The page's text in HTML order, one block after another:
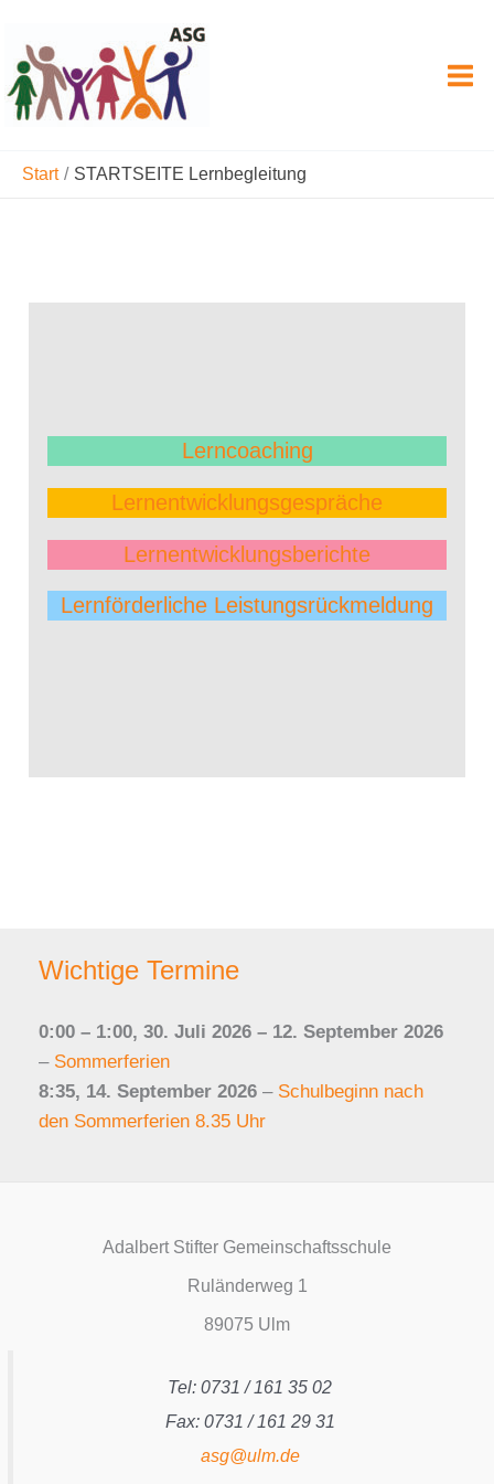
Inhalt
springen
Start STARTSEITE Lernbegleitung
Lerncoaching
Lernentwicklungs­gespräche
Lernentwicklungs­berichte
Lernförderliche Leistungs­rückmeldung
Wichtige Termine
0:00 – 1:00, 30. Juli 2026 – 12. September 2026
– Sommerferien
8:35, 14. September 2026 – Schulbeginn nach
den Sommerferien 8.35 Uhr
Adalbert Stifter Gemeinschaftsschule
Ruländerweg 1
89075 Ulm
Tel: 0731 / 161 35 02
Fax: 0731 / 161 29 31
asg@ulm.de